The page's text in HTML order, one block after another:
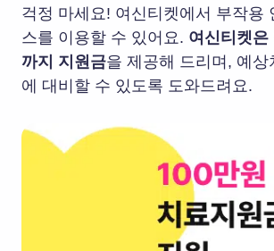
걱정 마세요! 여신티켓에서 부작용
스를 이용할 수 있어요. 여신티켓은
까지 지원금을 제공해 드리며, 예상
에 대비할 수 있도록 도와드려요.